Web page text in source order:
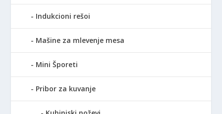
Indukcioni rešoi
Mašine za mlevenje mesa
Mini Šporeti
Pribor za kuvanje